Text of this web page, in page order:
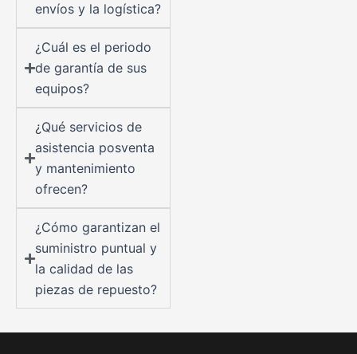
envíos y la logística?
¿Cuál es el periodo
de garantía de sus
equipos?
¿Qué servicios de
asistencia posventa
y mantenimiento
ofrecen?
¿Cómo garantizan el
suministro puntual y
la calidad de las
piezas de repuesto?